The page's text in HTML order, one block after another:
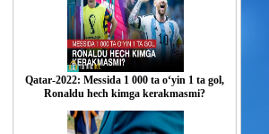
Qatar-2022: Messida 1 000 ta o‘yin 1 ta gol,
Ronaldu hech kimga kerakmasmi?